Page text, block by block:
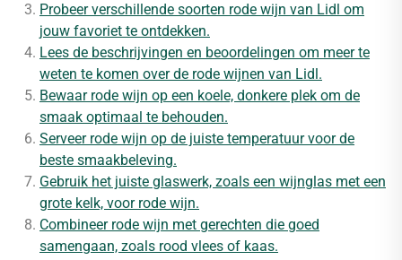
Probeer verschillende soorten rode wijn van Lidl om
jouw favoriet te ontdekken.
Lees de beschrijvingen en beoordelingen om meer te
weten te komen over de rode wijnen van Lidl.
Bewaar rode wijn op een koele, donkere plek om de
smaak optimaal te behouden.
Serveer rode wijn op de juiste temperatuur voor de
beste smaakbeleving.
Gebruik het juiste glaswerk, zoals een wijnglas met een
grote kelk, voor rode wijn.
Combineer rode wijn met gerechten die goed
samengaan, zoals rood vlees of kaas.